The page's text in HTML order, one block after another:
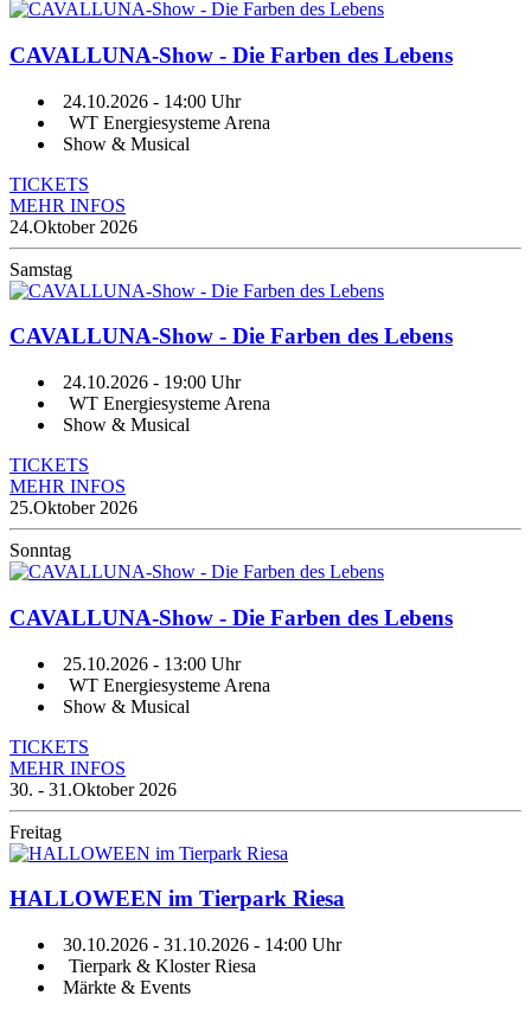
CAVALLUNA-Show - Die Farben des Lebens
24.10.2026 - 14:00 Uhr
WT Energiesysteme Arena
Show & Musical
TICKETS
MEHR INFOS
24.Oktober 2026
Samstag
CAVALLUNA-Show - Die Farben des Lebens
24.10.2026 - 19:00 Uhr
WT Energiesysteme Arena
Show & Musical
TICKETS
MEHR INFOS
25.Oktober 2026
Sonntag
CAVALLUNA-Show - Die Farben des Lebens
25.10.2026 - 13:00 Uhr
WT Energiesysteme Arena
Show & Musical
TICKETS
MEHR INFOS
30. - 31.Oktober 2026
Freitag
HALLOWEEN im Tierpark Riesa
30.10.2026 - 31.10.2026 - 14:00 Uhr
Tierpark & Kloster Riesa
Märkte & Events